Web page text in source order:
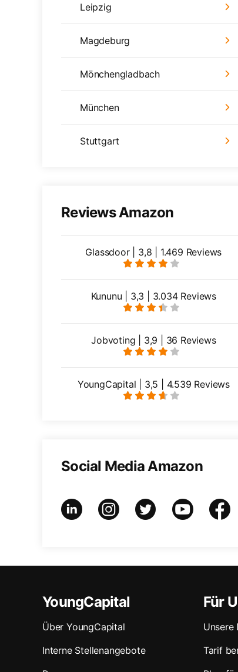
Leipzig
Magdeburg
Mönchengladbach
München
Stuttgart
Reviews Amazon
Glassdoor | 3,8 | 1.469 Reviews
Kununu | 3,3 | 3.034 Reviews
Jobvoting | 3,9 | 36 Reviews
YoungCapital | 3,5 | 4.539 Reviews
Social Media Amazon
YoungCapital
Über YoungCapital
Interne Stellenangebote
Für
Unsere
Tarif